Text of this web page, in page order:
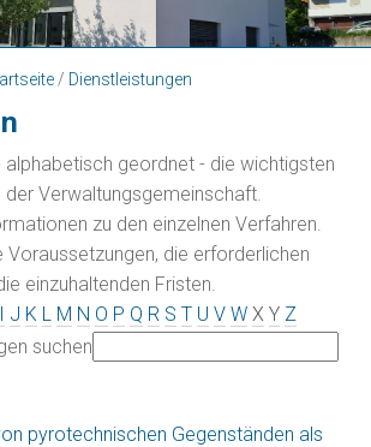
/ Dienstleistungen
alphabetisch geordnet - die wichtigsten
der Verwaltungsgemeinschaft.
zu den einzelnen Verfahren.
Voraussetzungen, die erforderlichen
einzuhaltenden Fristen.
J K L M N O P Q R S T U V W X Y Z
suchen
pyrotechnischen Gegenständen als